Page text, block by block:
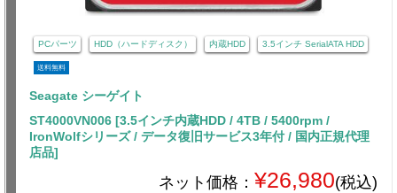
PCパーツ HDD（ハードディスク） 内蔵HDD 3.5インチ SerialATA HDD
送料無料
Seagate シーゲイト
ST4000VN006 [3.5インチ内蔵HDD / 4TB / 5400rpm /
IronWolfシリーズ / データ復旧サービス3年付 / 国内正規代理
店品]
ネット価格： ¥26,980(税込)